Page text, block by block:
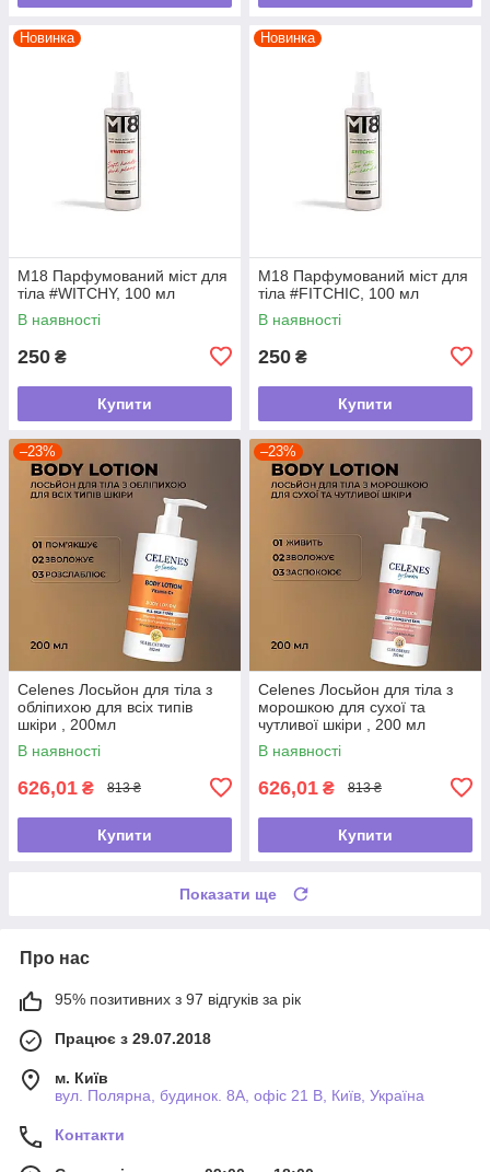
Новинка
М18 Парфумований міст для
тіла #WITCHY, 100 мл
В наявності
250 ₴
Купити
Новинка
М18 Парфумований міст для
тіла #FITCHIC, 100 мл
В наявності
250 ₴
Купити
–23%
Celenes Лосьйон для тіла з
обліпихою для всіх типів
шкіри , 200мл
В наявності
626,01 ₴ 813 ₴
Купити
–23%
Celenes Лосьйон для тіла з
морошкою для сухої та
чутливої шкіри , 200 мл
В наявності
626,01 ₴ 813 ₴
Купити
Показати ще
Про нас
95% позитивних з 97 відгуків за рік
Працює з 29.07.2018
м. Київ
вул. Полярна, будинок. 8А, офіс 21 В, Київ, Україна
Контакти